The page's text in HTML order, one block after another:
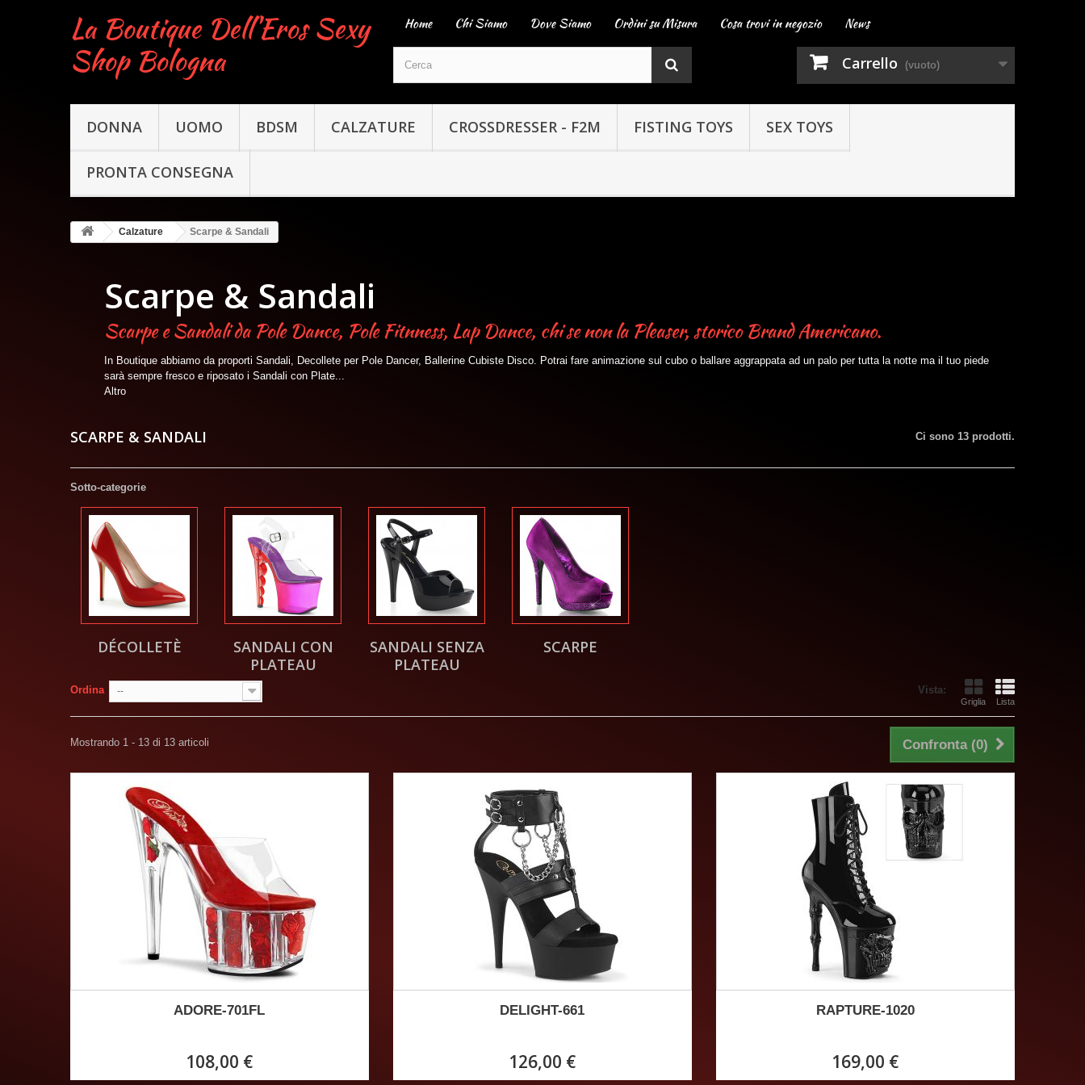
La Boutique Dell'Eros Sexy
Shop Bologna
Home Chi Siamo Dove Siamo Ordini su Misura Cosa trovi in negozio News
Carrello (vuoto)
DONNA UOMO BDSM CALZATURE CROSSDRESSER - F2M FISTING TOYS SEX TOYS
PRONTA CONSEGNA
Calzature Scarpe & Sandali
Scarpe & Sandali
Scarpe e Sandali da Pole Dance, Pole Fitnness, Lap Dance, chi se non la Pleaser, storico Brand Americano.
In Boutique abbiamo da proporti Sandali, Decollete per Pole Dancer, Ballerine Cubiste Disco. Potrai fare animazione sul cubo o ballare aggrappata ad un palo per tutta la notte ma il tuo piede
sarà sempre fresco e riposato i Sandali con Plate...
Altro
SCARPE & SANDALI Ci sono 13 prodotti.
Sotto-categorie
DÉCOLLETÈ
SANDALI CON
PLATEAU
SANDALI SENZA
PLATEAU
SCARPE
Vista:
Griglia Lista
Ordina --
Confronta (0)
Mostrando 1 - 13 di 13 articoli
ADORE-701FL
108,00 €
DELIGHT-661
126,00 €
RAPTURE-1020
169,00 €